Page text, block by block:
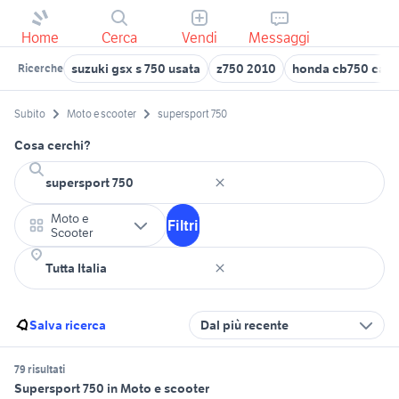
Home Cerca Vendi Messaggi
Ricerche suzuki gsx s 750 usata z750 2010 honda cb750
Subito Moto e scooter supersport 750
Cosa cerchi?
Moto e
Scooter
Filtri
Salva ricerca Dal più recente
79 risultati
Supersport 750 in Moto e scooter